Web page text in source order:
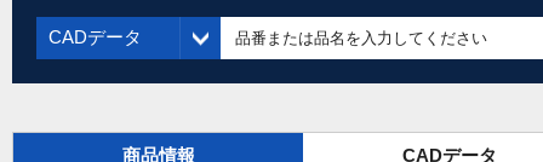
CADデータ
商品情報 CADデータ